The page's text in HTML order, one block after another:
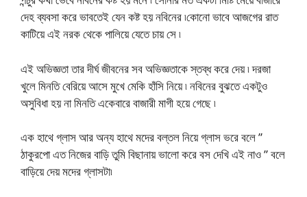
দেহ ব্যবসা করে ভাবতেই যেন কষ্ট হয় নবিনের ৷কোনো ভাবে আজগের রাত
কাটিয়ে এই নরক থেকে পালিয়ে যেতে চায় সে ৷
এই অভিজ্ঞতা তার দীর্ঘ জীবনের সব অভিজ্ঞতাকে স্তব্ধ করে দেয় ৷ দরজা
খুলে মিনতি বেরিয়ে আসে মুখে মেকি হাঁসি নিয়ে ৷ নবিনের বুঝতে একটুও
অসুবিধা হয় না মিনতি একেবারে বাজারী মাগী হয়ে গেছে ৷
এক হাথে গ্লাস আর অন্য হাথে মদের বল্তল নিয়ে গ্লাস ভরে বলে ”
ঠাকুরপো এত নিজের বাড়ি তুমি বিছানায় ভালো করে বস দেখি এই নাও ” বলে
বাড়িয়ে দেয় মদের গ্লাসটা৷